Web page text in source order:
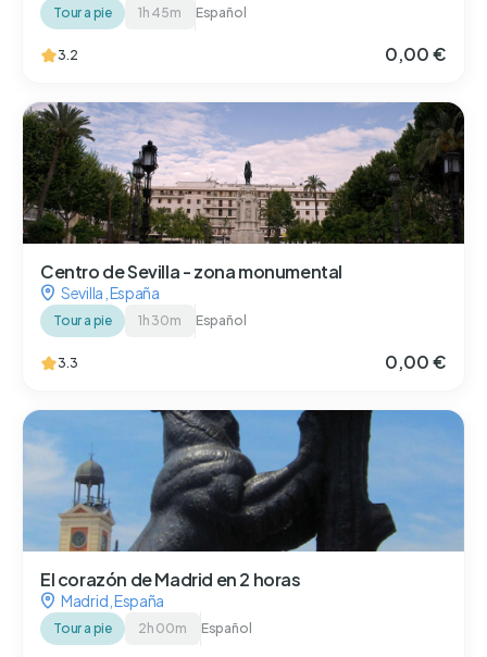
Tour a pie 1h 45m Español
3.2 0,00 €
Centro de Sevilla - zona monumental
Sevilla España
Tour a pie 1h 30m Español
3.3 0,00 €
El corazón de Madrid en 2 horas
Madrid España
Tour a pie 2h 00m Español